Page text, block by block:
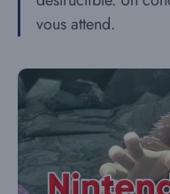
vous attend.